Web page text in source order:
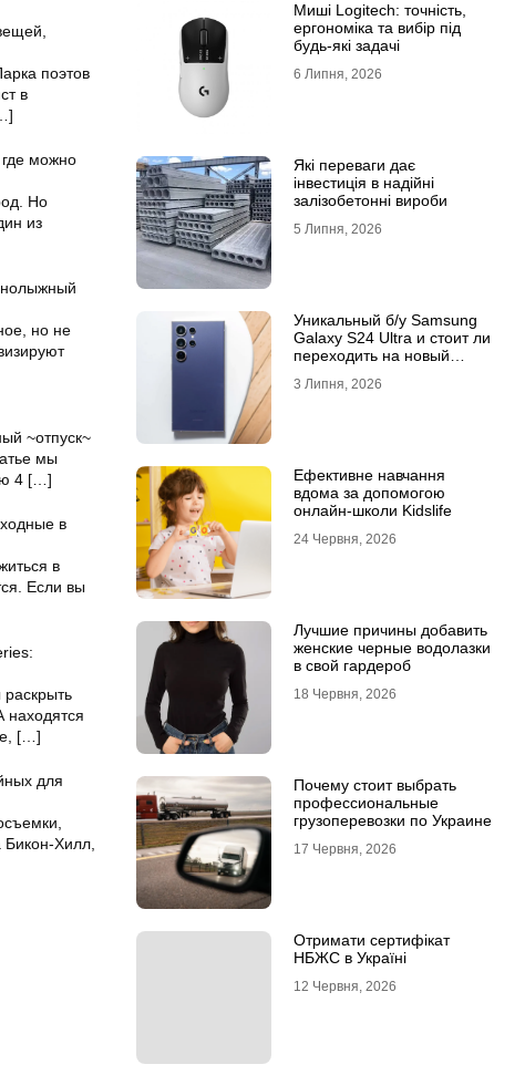
поэтов
в
можно
Но
из
но не
~отпуск~
мы
4 […]
в
в
Если вы
находятся
[…]
для
Хилл,
Миші Logitech: точність,
ергономіка та вибір під
будь-які задачі
6 Липня, 2026
Які переваги дає
інвестиція в надійні
залізобетонні вироби
5 Липня, 2026
Уникальный б/у Samsung
Galaxy S24 Ultra и стоит ли
переходить на новый
3 Липня, 2026
Ефективне навчання
вдома за допомогою
онлайн-школи Kidslife
24 Червня, 2026
Лучшие причины добавить
женские черные водолазки
в свой гардероб
18 Червня, 2026
Почему стоит выбрать
профессиональные
грузоперевозки по Украине
17 Червня, 2026
Отримати сертифікат
НБЖС в Україні
12 Червня, 2026